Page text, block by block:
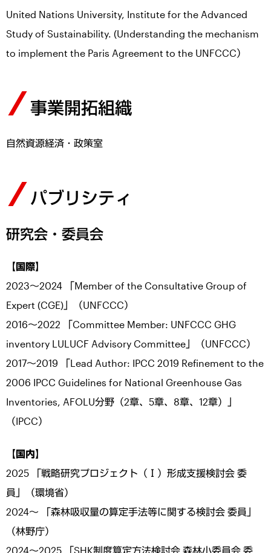
United Nations University, Institute for the Advanced
Study of Sustainability. (Understanding the mechanism
to implement the Paris Agreement to the UNFCCC）
事業開拓組織
自然資源経済・政策室
パブリシティ
研究会・委員会
【国際】
2023～2024 「Member of the Consultative Group of
Expert (CGE)」（UNFCCC）
2016～2022 「Committee Member: UNFCCC GHG
inventory LULUCF Advisory Committee」（UNFCCC）
2017～2019 「Lead Author: IPCC 2019 Refinement to the
2006 IPCC Guidelines for National Greenhouse Gas
Inventories, AFOLU分野（2章、5章、8章、12章）」
（IPCC）
【国内】
2025 「戦略研究プロジェクト（Ⅰ）形成支援検討会 委
員」（環境省）
2024～ 「森林吸収量の算定手法等に関する検討会 委員」
（林野庁）
2024～2025 「SHK制度算定方法検討会 森林小委員会 委